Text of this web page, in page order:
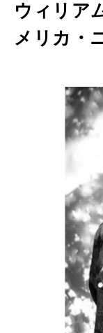
ウィリア
メリカ・